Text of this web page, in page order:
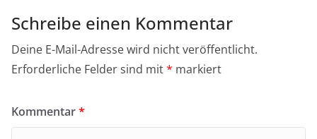
Schreibe einen Kommentar
Deine E-Mail-Adresse wird nicht veröffentlicht.
Erforderliche Felder sind mit* markiert
Kommentar*